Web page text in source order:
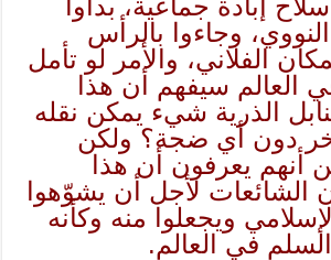
إبادة جماعية، بدأوا
وجاءوا بالرأس
الفلاني، والأمر لو تأمل
العالم سيفهم أن هذا
الذرية شيء يمكن نقله
دون أي ضجة؟ ولكن
أنهم يعرفون أن هذا
الشائعات لأجل أن يشوّهوا
ويجعلوا منه وكأنه
في العالم.